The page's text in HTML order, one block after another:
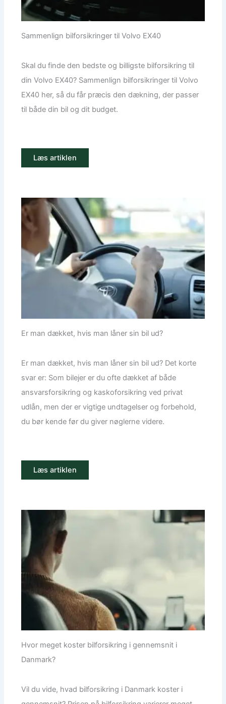
Sammenlign bilforsikringer til Volvo EX40
Skal du finde den bedste og billigste bilforsikring til
din Volvo EX40? Sammenlign bilforsikringer til Volvo
EX40 her, så du får præcis den dækning, der passer
til både din bil og dit budget.
Læs artiklen
Er man dækket, hvis man låner sin bil ud?
Er man dækket, hvis man låner sin bil ud? Det korte
svar er: Som bilejer er du ofte dækket af både
ansvarsforsikring og kaskoforsikring ved privat
udlån, men der er vigtige undtagelser og forbehold,
du bør kende før du giver nøglerne videre.
Læs artiklen
Hvor meget koster bilforsikring i gennemsnit i
Danmark?
Vil du vide, hvad bilforsikring i Danmark koster i